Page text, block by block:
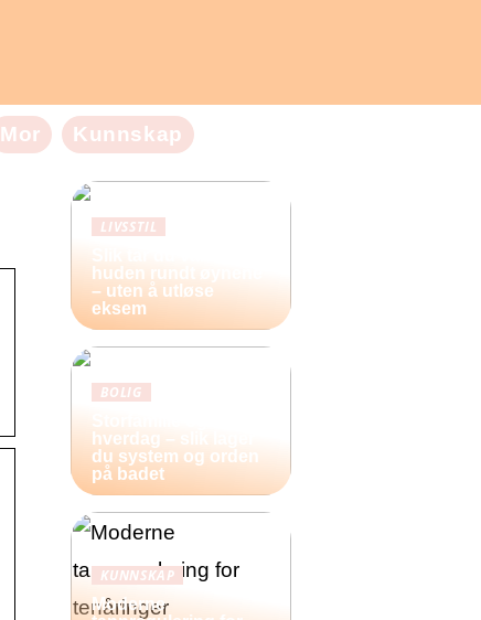
Mor Kunnskap
LIVSSTIL
huden rundt øynene
– uten å utløse
eksem
BOLIG
hverdag – slik lager
du system og orden
på badet
KUNNSKAP
Moderne